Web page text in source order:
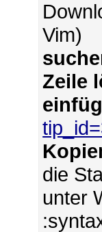
Vim)
Zeile
die
unter